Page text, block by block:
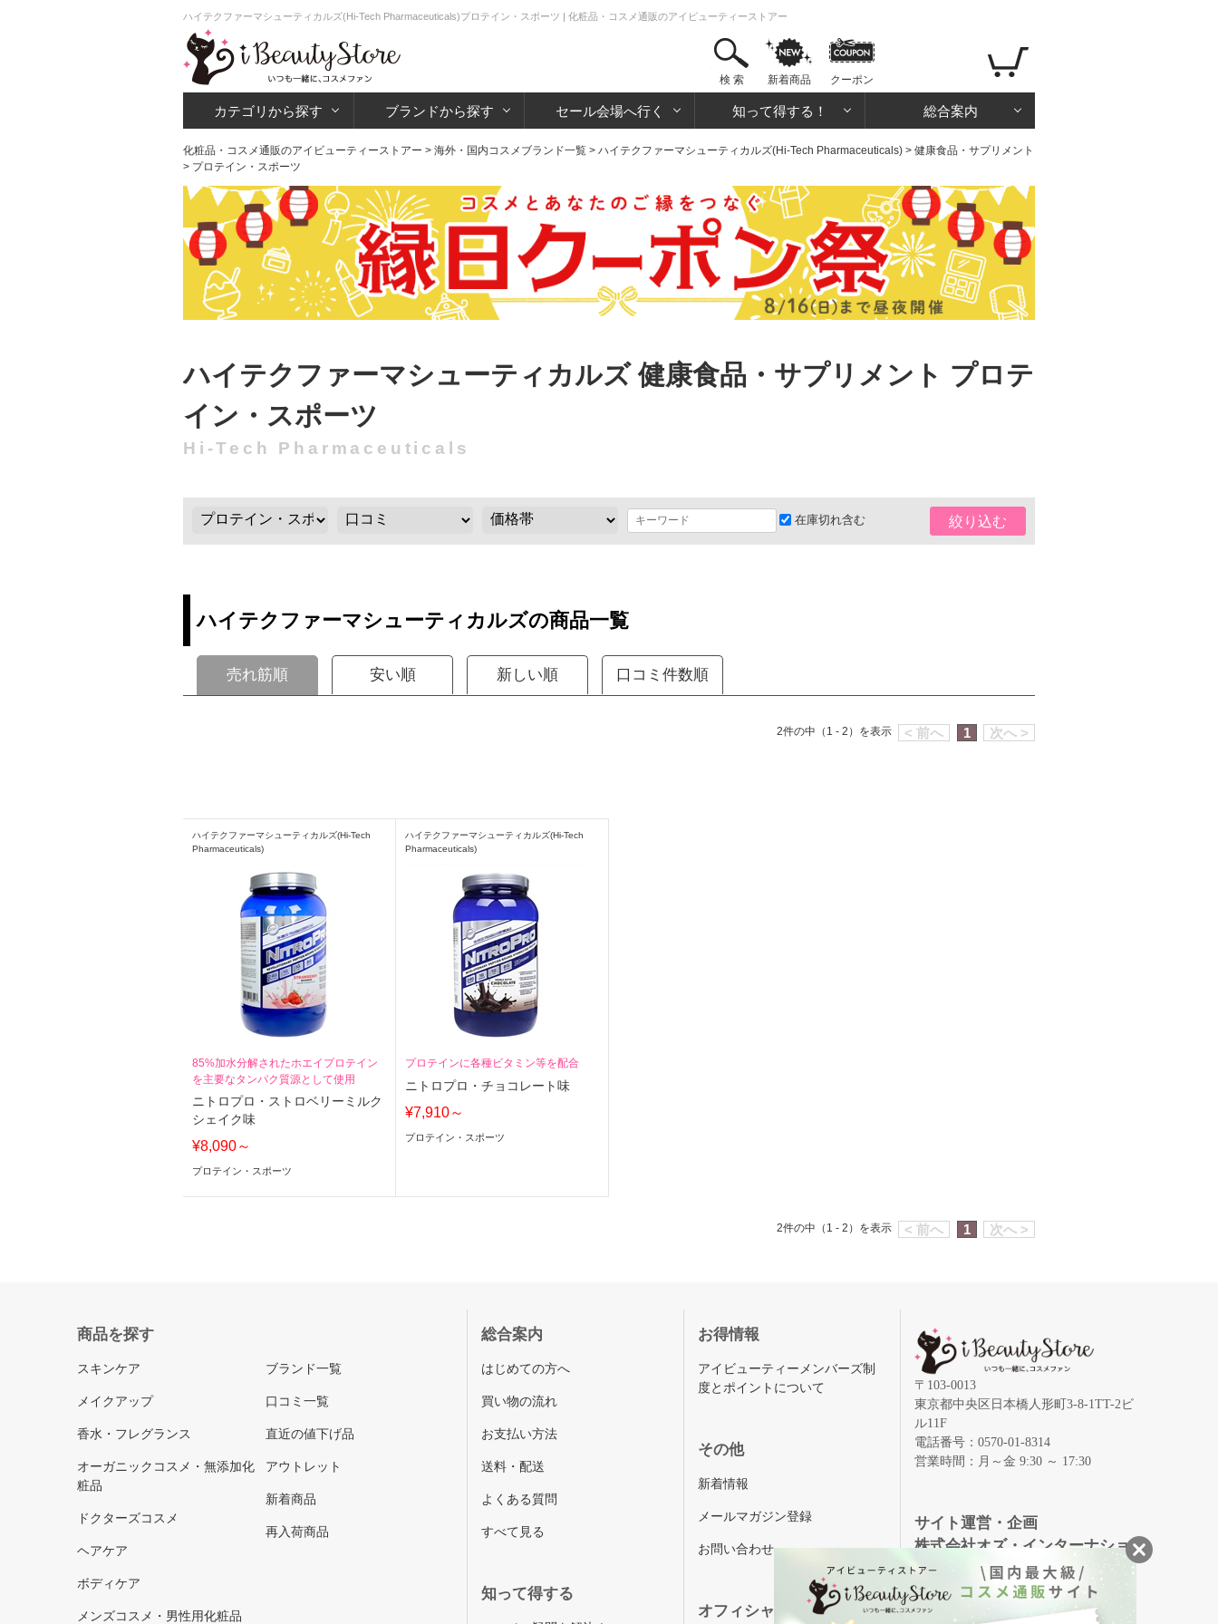
ハイテクファーマシューティカルズ(Hi-Tech Pharmaceuticals)プロテイン・スポーツ | 化粧品・コスメ通販のアイビューティーストアー
検 索 新着商品 クーポン
カテゴリから探す ブランドから探す セール会場へ行く 知って得する！ 総合案内
化粧品・コスメ通販のアイビューティーストアー > 海外・国内コスメブランド一覧 > ハイテクファーマシューティカルズ(Hi-Tech Pharmaceuticals) > 健康食品・サプリメント
> プロテイン・スポーツ
ハイテクファーマシューティカルズ 健康食品・サプリメント プロテ
イン・スポーツ
Hi-Tech Pharmaceuticals
在庫切れ含む 絞り込む
ハイテクファーマシューティカルズの商品一覧
売れ筋順 安い順 新しい順 口コミ件数順
< 前へ 1 次へ >
2件の中（1 - 2）を表示
ハイテクファーマシューティカルズ(Hi-Tech
Pharmaceuticals)
85%加水分解されたホエイプロテイン
を主要なタンパク質源として使用
ニトロプロ・ストロベリーミルク
シェイク味
¥8,090～
プロテイン・スポーツ
ハイテクファーマシューティカルズ(Hi-Tech
Pharmaceuticals)
プロテインに各種ビタミン等を配合
ニトロプロ・チョコレート味
¥7,910～
プロテイン・スポーツ
< 前へ 1 次へ >
2件の中（1 - 2）を表示
商品を探す
スキンケア
メイクアップ
香水・フレグランス
オーガニックコスメ・無添加化
粧品
ドクターズコスメ
ヘアケア
ボディケア
メンズコスメ・男性用化粧品
ブランド一覧
口コミ一覧
直近の値下げ品
アウトレット
新着商品
再入荷商品
総合案内
はじめての方へ
買い物の流れ
お支払い方法
送料・配送
よくある質問
すべて見る
知って得する
お得情報
アイビューティーメンバーズ制
度とポイントについて
その他
新着情報
メールマガジン登録
お問い合わせ
オフィシャルSNS
〒103-0013
東京都中央区日本橋人形町3-8-1TT-2ビ
ル11F
電話番号：0570-01-8314
営業時間：月～金 9:30 ～ 17:30
サイト運営・企画
株式会社オズ・インターナショ
ナル
創業150年、英国伝統の最高級猪毛ハン